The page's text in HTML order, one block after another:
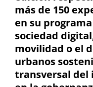
más de 150
en su
sociedad
movilidad o el
urbanos
transversal del